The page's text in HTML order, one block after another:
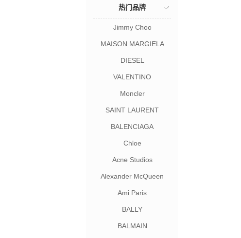
热门品牌
Jimmy Choo
MAISON MARGIELA
DIESEL
VALENTINO
Moncler
SAINT LAURENT
BALENCIAGA
Chloe
Acne Studios
Alexander McQueen
Ami Paris
BALLY
BALMAIN